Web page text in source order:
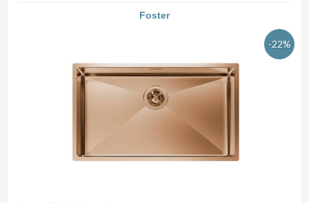
Foster
-22%